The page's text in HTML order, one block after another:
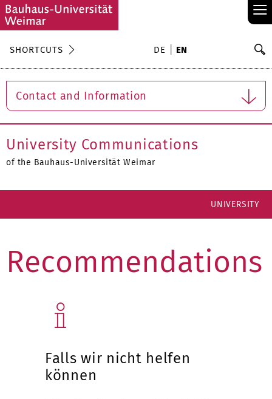
≡
SHORTCUTS DE EN
Contact and Information
University Communications
of the Bauhaus-Universität Weimar
UNIVERSITY
Recommendations
Falls wir nicht helfen
können